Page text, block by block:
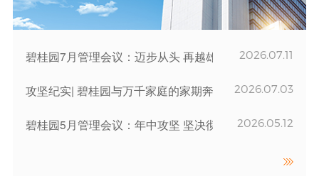
碧桂园7月管理会议：迈步从头 再越雄关 2026.07.11
攻坚纪实| 碧桂园与万千家庭的家期奔赴 2026.07.03
碧桂园5月管理会议：年中攻坚 坚决彻底 2026.05.12